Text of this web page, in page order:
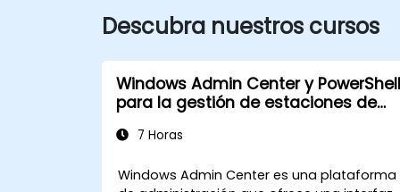
Descubra nuestros cursos
Windows Admin Center y PowerShell
para la gestión de estaciones de
7 Horas
Windows Admin Center es una plataforma